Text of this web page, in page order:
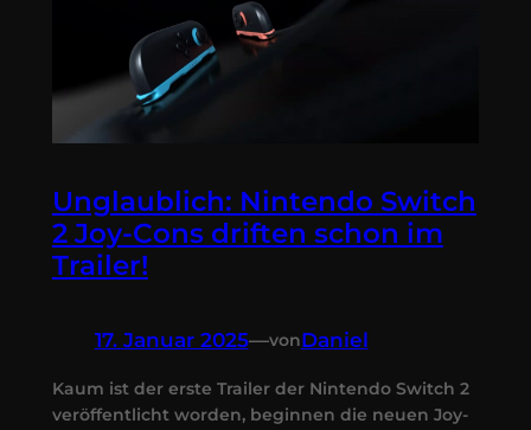
Unglaublich: Nintendo Switch
2 Joy-Cons driften schon im
Trailer!
17. Januar 2025—vonDaniel
Kaum ist der erste Trailer der Nintendo Switch 2
veröffentlicht worden, beginnen die neuen Joy-